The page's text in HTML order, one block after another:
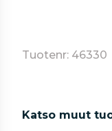
Tuotenr: 46330
Katso muut